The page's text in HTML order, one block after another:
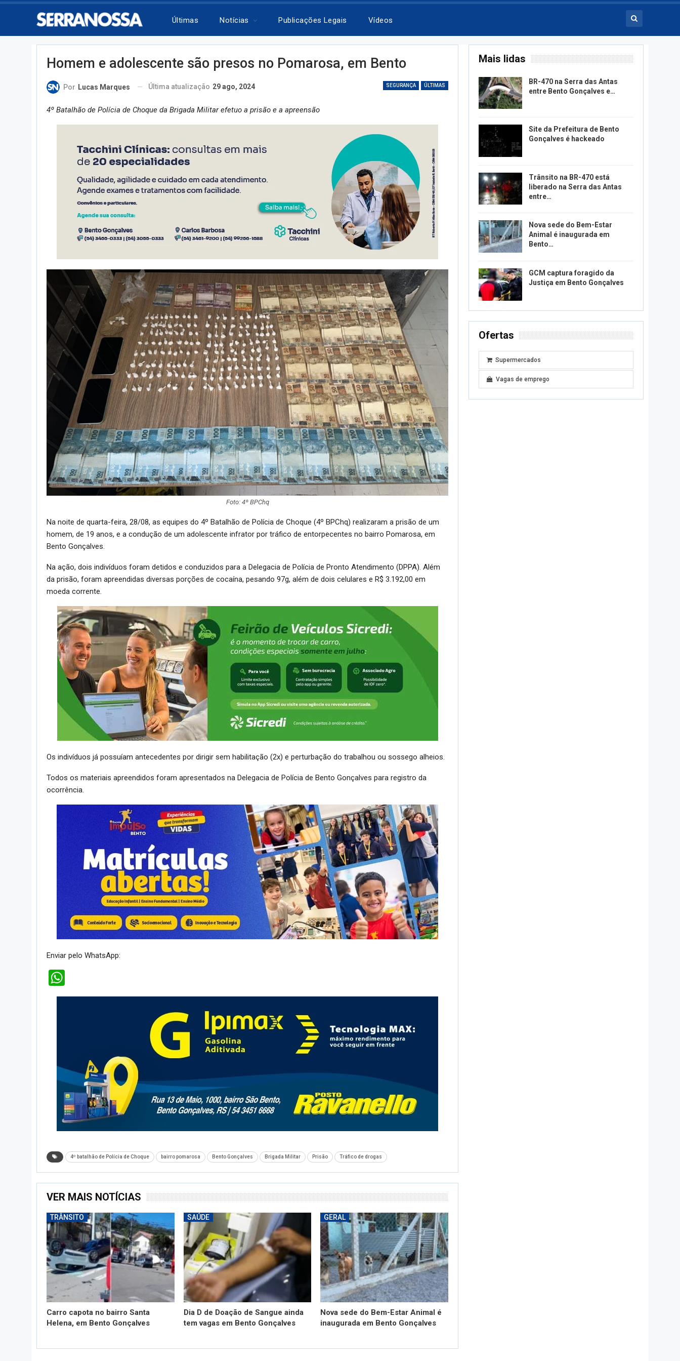
Últimas Notícias Publicações Legais Vídeos
Homem e adolescente são presos no Pomarosa, em Bento
SEGURANÇA ÚLTIMAS
Por Lucas Marques Última atualização 29 ago, 2024
4º Batalhão de Polícia de Choque da Brigada Militar efetuo a prisão e a apreensão
Foto: 4º BPChq
Na noite de quarta-feira, 28/08, as equipes do 4º Batalhão de Polícia de Choque (4º BPChq) realizaram a prisão de um
homem, de 19 anos, e a condução de um adolescente infrator por tráfico de entorpecentes no bairro Pomarosa, em
Bento Gonçalves.
Na ação, dois indivíduos foram detidos e conduzidos para a Delegacia de Polícia de Pronto Atendimento (DPPA). Além
da prisão, foram apreendidas diversas porções de cocaína, pesando 97g, além de dois celulares e R$ 3.192,00 em
moeda corrente.
Os indivíduos já possuíam antecedentes por dirigir sem habilitação (2x) e perturbação do trabalhou ou sossego alheios.
Todos os materiais apreendidos foram apresentados na Delegacia de Polícia de Bento Gonçalves para registro da
ocorrência.
Enviar pelo WhatsApp:
4º batalhão de Polícia de Choque bairro pomarosa Bento Gonçalves Brigada Militar Prisão Tráfico de drogas
VER MAIS NOTÍCIAS
TRÂNSITO
Carro capota no bairro Santa
Helena, em Bento Gonçalves
SAÚDE
Dia D de Doação de Sangue ainda
tem vagas em Bento Gonçalves
GERAL
Nova sede do Bem-Estar Animal é
inaugurada em Bento Gonçalves
Mais lidas
BR-470 na Serra das Antas
entre Bento Gonçalves e…
Site da Prefeitura de Bento
Gonçalves é hackeado
Trânsito na BR-470 está
liberado na Serra das Antas
entre…
Nova sede do Bem-Estar
Animal é inaugurada em
Bento…
GCM captura foragido da
Justiça em Bento Gonçalves
Ofertas
Supermercados
Vagas de emprego